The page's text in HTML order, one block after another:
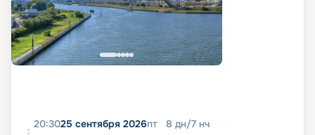
20:3025 сентября 2026пт 8 дн/7 нч